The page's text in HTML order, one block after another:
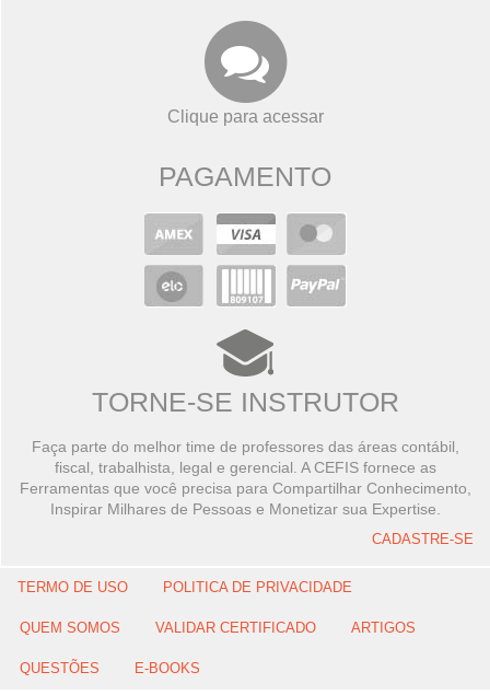
Clique para acessar
PAGAMENTO
TORNE-SE INSTRUTOR
Faça parte do melhor time de professores das áreas contábil,
fiscal, trabalhista, legal e gerencial. A CEFIS fornece as
Ferramentas que você precisa para Compartilhar Conhecimento,
Inspirar Milhares de Pessoas e Monetizar sua Expertise.
CADASTRE-SE
TERMO DE USO POLITICA DE PRIVACIDADE
QUEM SOMOS VALIDAR CERTIFICADO ARTIGOS
QUESTÕES E-BOOKS